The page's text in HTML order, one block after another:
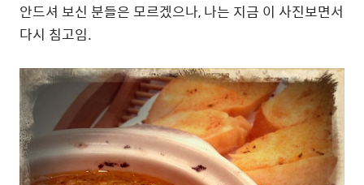
안드셔 보신 분들은 모르겠으나, 나는 지금 이 사진보면서
다시 침고임.